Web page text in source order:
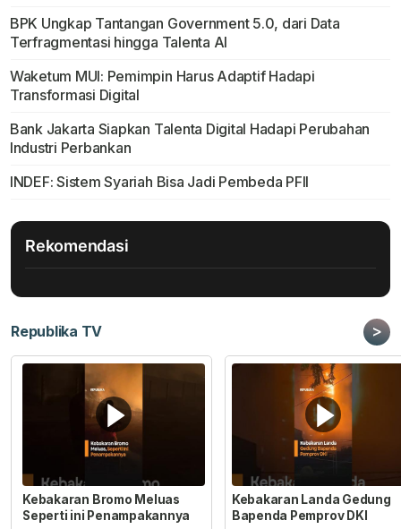
BPK Ungkap Tantangan Government 5.0, dari Data
Terfragmentasi hingga Talenta AI
Waketum MUI: Pemimpin Harus Adaptif Hadapi
Transformasi Digital
Bank Jakarta Siapkan Talenta Digital Hadapi Perubahan
Industri Perbankan
INDEF: Sistem Syariah Bisa Jadi Pembeda PFII
Rekomendasi
Republika TV >
Kebakaran Bromo Meluas
Seperti ini Penampakannya
Kebakaran Landa Gedung
Bapenda Pemprov DKI